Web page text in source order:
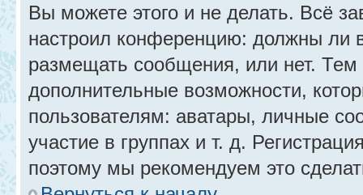
Вы можете этого и не делать. Всё
настроил конференцию: должны ли
размещать сообщения, или нет.
дополнительные возможности,
пользователям: аватары, личные
участие в группах и т. д.
поэтому мы рекомендуем это